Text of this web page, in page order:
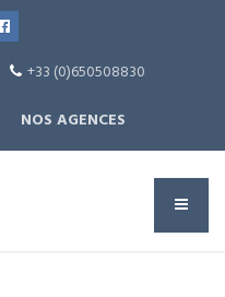
+33 (0)650508830
NOS AGENCES